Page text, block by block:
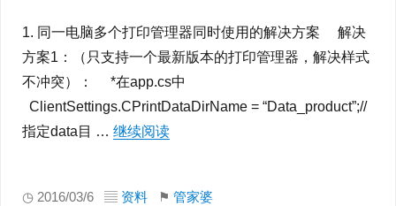
1. 同一电脑多个打印管理器同时使用的解决方案 解决
方案1：（只支持一个最新版本的打印管理器，解决样式
不冲突）： *在app.cs中
ClientSettings.CPrintDataDirName = “Data_product”;//
指定data目 … 继续阅读
◷ 2016/03/6 ▤ 资料 ⚑ 管家婆